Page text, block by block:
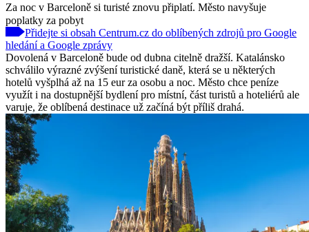
Za noc v Barceloně si turisté znovu připlatí. Město navyšuje
poplatky za pobyt
Přidejte si obsah Centrum.cz do oblíbených zdrojů pro Google
hledání a Google zprávy
Dovolená v Barceloně bude od dubna citelně dražší. Katalánsko
schválilo výrazné zvýšení turistické daně, která se u některých
hotelů vyšplhá až na 15 eur za osobu a noc. Město chce peníze
využít i na dostupnější bydlení pro místní, část turistů a hoteliérů ale
varuje, že oblíbená destinace už začíná být příliš drahá.